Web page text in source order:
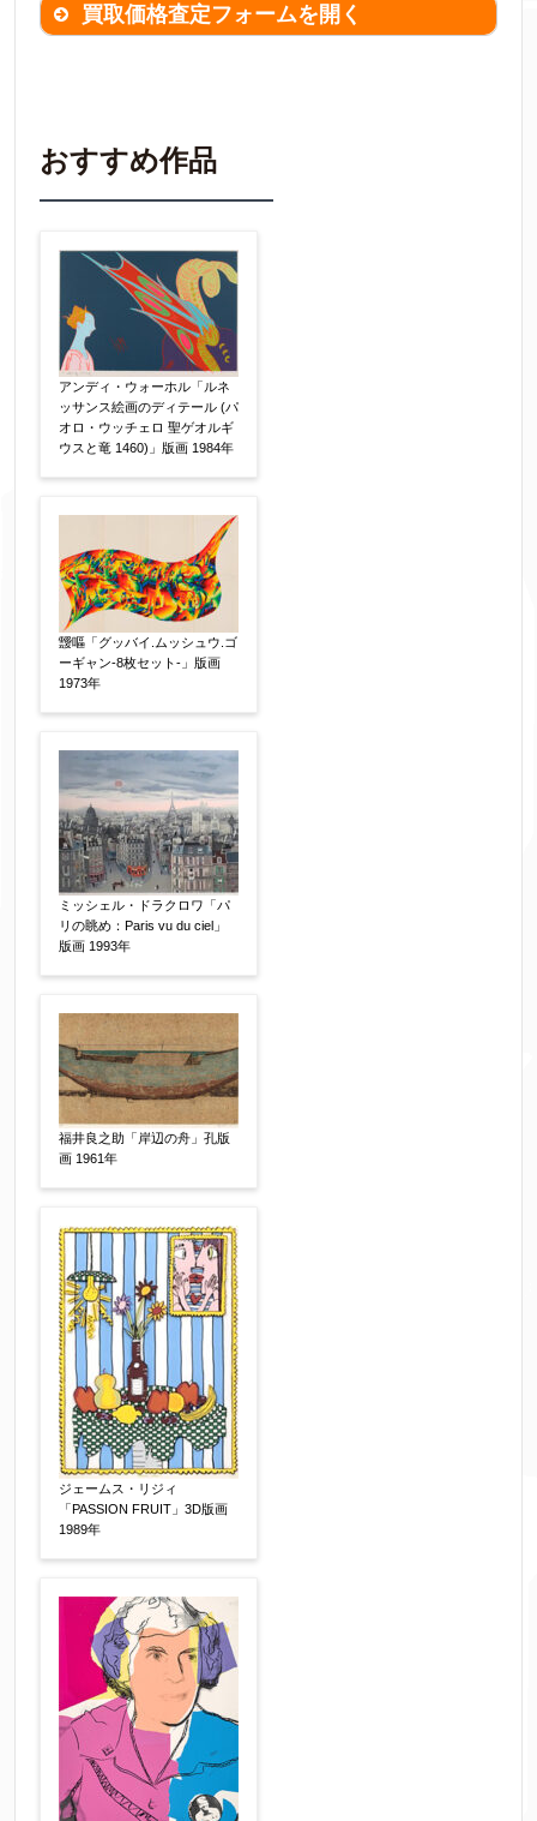
買取価格査定フォームを開く
※不明な項目は空欄で結構です。
▼
作品の作家名 【任意】
作品の画題 【任意】
立体
その他
絵の画面サイズ 【任意】
体裁 【任意】
額装
軸装
その他
サイン等の有無 【任意】
サイン有(自筆)
鑑定証書付
限定番号 【任意】
売却希望時期 【任意】
すぐに売りたい
その他
他社様の査定価格 【任意】
会社名：
査定額：
※他社様からご提示された査定額がございました
らお知らせください。その価格が適切かお返事申
し上げます。
作品コンディション 【任意】
おすすめ作品
アンディ・ウォーホル「ルネ
ッサンス絵画のディテール (パ
オロ・ウッチェロ 聖ゲオルギ
ウスと竜 1460)」版画 1984年
靉嘔「グッバイ.ムッシュウ.ゴ
ーギャン-8枚セット-」版画
1973年
ミッシェル・ドラクロワ「パ
リの眺め：Paris vu du ciel」
版画 1993年
福井良之助「岸辺の舟」孔版
画 1961年
ジェームス・リジィ
「PASSION FRUIT」3D版画
1989年